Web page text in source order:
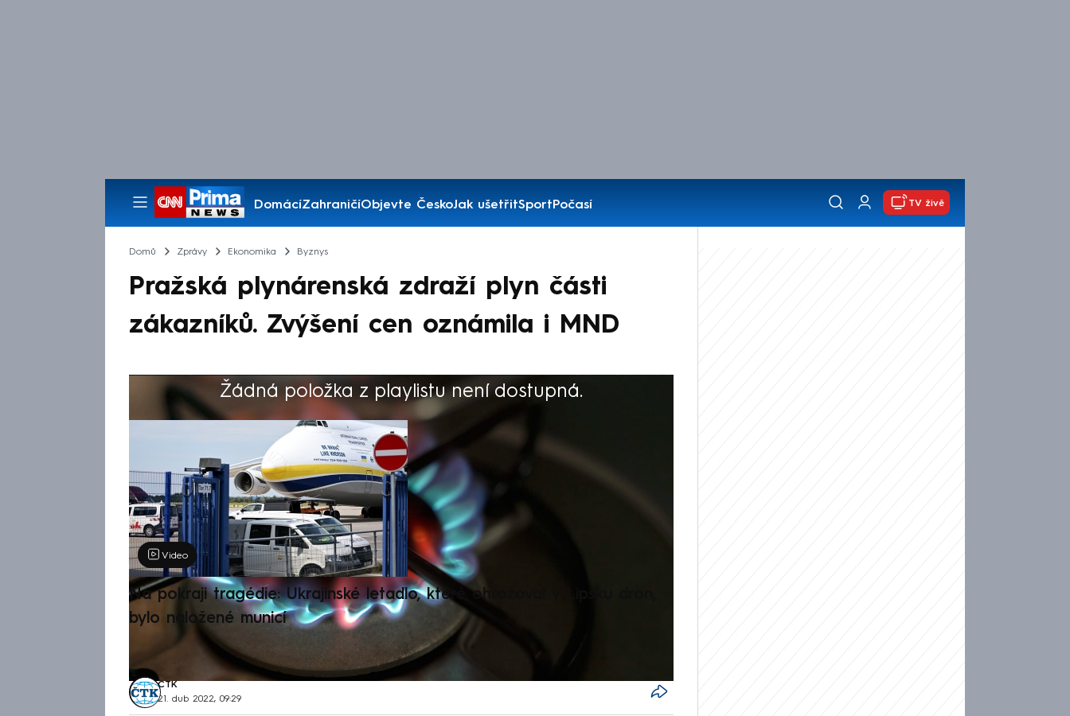
DomácíZahraničíObjevte ČeskoJak ušetřitSportPočasí
Pořady
TV živě
Domů Zprávy Ekonomika Byznys
Pražská plynárenská zdraží plyn části
zákazníků. Zvýšení cen oznámila i MND
Žádná položka z playlistu není dostupná.
Výběr redakce
Video
Na pokraji tragédie: Ukrajinské letadlo, které ohrožoval v Lipsku dron,
bylo naložené municí
ČTK
21. dub 2022, 09:29